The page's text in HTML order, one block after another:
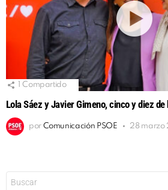
Compartido
Lola Sáez y Javier Gimeno, cinco y diez
por Comunicación PSOE 28 marzo